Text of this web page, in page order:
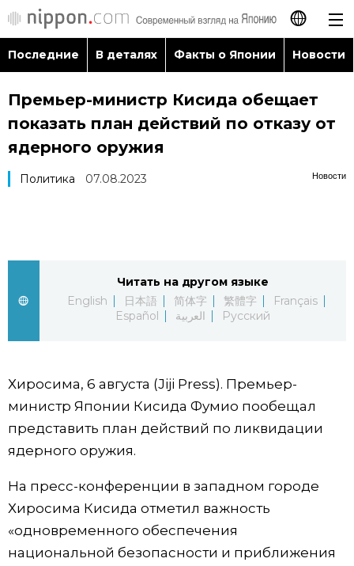
日本語
English
العربية
Последние
Фото/Видео
Разделы
Блог
Политика
Японский язык
Японский калейдоскоп
official SNS
Последние В деталях Факты о Японии Новости
Премьер-министр Кисида обещает
показать план действий по отказу от
ядерного оружия
Новости
Политика 07.08.2023
Читать на другом языке
English
日本語 简体字 繁體字
Français
Español
العربية Русский
Хиросима, 6 августа (Jiji Press). Премьер-
министр Японии Кисида Фумио пообещал
представить план действий по ликвидации
ядерного оружия.
На пресс-конференции в западном городе
Хиросима Кисида отметил важность
«одновременного обеспечения
национальной безопасности и приближения